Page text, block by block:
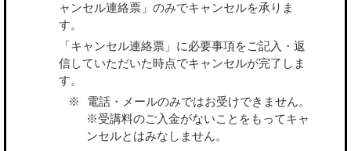
ャンセル連絡票」のみでキャンセルを承りま
す。
「キャンセル連絡票」に必要事項をご記入・返
信していただいた時点でキャンセルが完了しま
す。
電話・メールのみではお受けできません。
※受講料のご入金がないことをもってキャ
ンセルとはみなしません。